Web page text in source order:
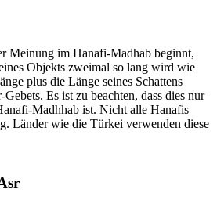
Meinung im Hanafi-Madhab beginnt,
Objekts zweimal so lang wird wie
plus die Länge seines Schattens
Es ist zu beachten, dass dies nur
Madhhab ist. Nicht alle Hanafis
Länder wie die Türkei verwenden diese